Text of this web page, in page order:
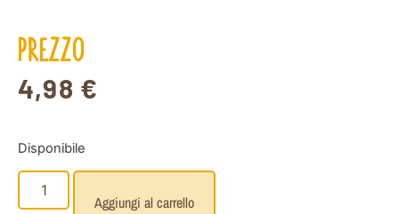
PREZZO
4,98 €
Disponibile
Aggiungi al carrello